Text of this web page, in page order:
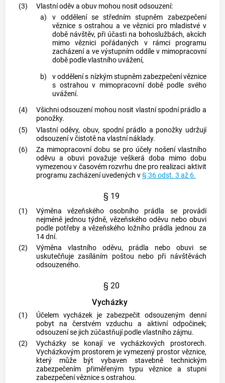
(3)
Vlastní oděv a obuv mohou nosit odsouzení:
a)
v oddělení se středním stupněm zabezpečení
věznice s ostrahou a ve věznici pro mladistvé v
době návštěv, při účasti na bohoslužbách, akcích
mimo věznici pořádaných v rámci programu
zacházení a ve výstupním oddíle v mimopracovní
době podle vlastního uvážení,
b)
v oddělení s nízkým stupněm zabezpečení věznice
s ostrahou v mimopracovní době podle svého
uvážení.
(4)
Všichni odsouzení mohou nosit vlastní spodní prádlo a
ponožky.
(5)
Vlastní oděvy, obuv, spodní prádlo a ponožky udržují
odsouzení v čistotě na vlastní náklady.
(6)
Za mimopracovní dobu se pro účely nošení vlastního
oděvu a obuvi považuje veškerá doba mimo dobu
vymezenou v časovém rozvrhu dne pro realizaci aktivit
programu zacházení uvedených v§ 36 odst. 3 až 6.
§ 19
(1)
Výměna vězeňského osobního prádla se provádí
nejméně jednou týdně, vězeňského oděvu nebo obuvi
podle potřeby a vězeňského ložního prádla jednou za
14 dní.
(2)
Výměna vlastního oděvu, prádla nebo obuvi se
uskutečňuje zasíláním poštou nebo při návštěvách
odsouzeného.
§ 20
Vycházky
(1)
Účelem vycházek je zabezpečit odsouzeným denní
pobyt na čerstvém vzduchu a aktivní odpočinek;
odsouzení se jich zúčastňují podle vlastního zájmu.
(2)
Vycházky se konají ve vycházkových prostorech.
Vycházkovým prostorem je vymezený prostor věznice,
který může být vybaven stavebně technickým
zabezpečením přiměřeným typu věznice a stupni
zabezpečení věznice s ostrahou.